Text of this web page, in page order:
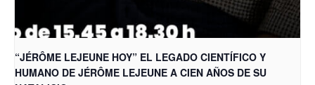
“JÉRÔME LEJEUNE HOY” EL LEGADO CIENTÍFICO Y
HUMANO DE JÉRÔME LEJEUNE A CIEN AÑOS DE SU